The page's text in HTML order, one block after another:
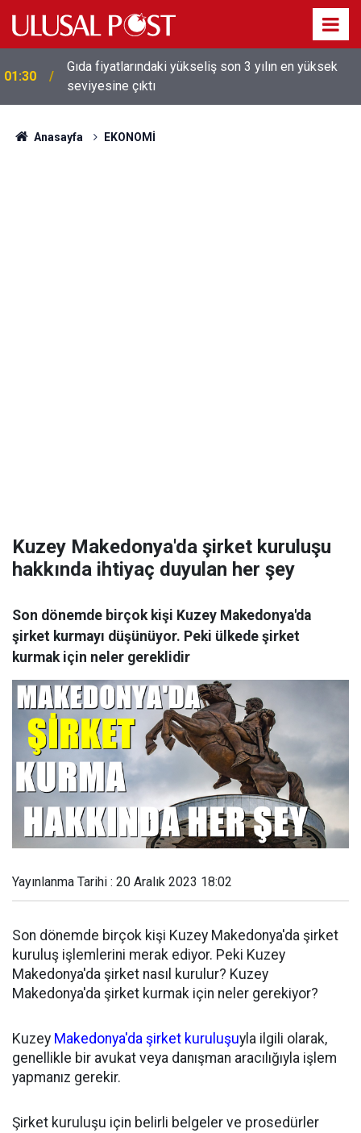
01:26
Galatasaray'dan sekiz kişi hakkında savcılığa suç
duyurusu
Anasayfa EKONOMİ
Kuzey Makedonya'da şirket kuruluşu
hakkında ihtiyaç duyulan her şey
Son dönemde birçok kişi Kuzey Makedonya'da
şirket kurmayı düşünüyor. Peki ülkede şirket
kurmak için neler gereklidir
Yayınlanma Tarihi : 20 Aralık 2023 18:02
Son dönemde birçok kişi Kuzey Makedonya'da şirket
kuruluş işlemlerini merak ediyor. Peki Kuzey
Makedonya'da şirket nasıl kurulur? Kuzey
Makedonya'da şirket kurmak için neler gerekiyor?
Kuzey Makedonya'da şirket kuruluşuyla ilgili olarak,
genellikle bir avukat veya danışman aracılığıyla işlem
yapmanız gerekir.
Şirket kuruluşu için belirli belgeler ve prosedürler